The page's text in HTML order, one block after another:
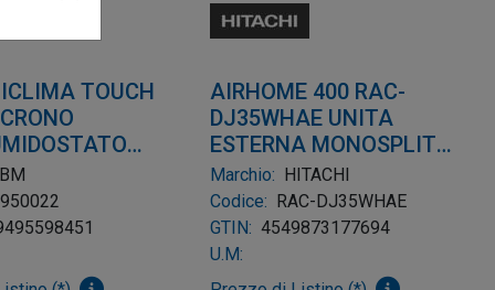
TOUCH
ELETTRONICO
A PARETE
AIRHOME 400 RAC-
DJ35WHAE UNITA
ESTERNA MONOSPLIT
POMPA CALORE
Marchio: HITACHI
Codice: RAC-DJ35WHAE
GTIN: 4549873177694
U.M: